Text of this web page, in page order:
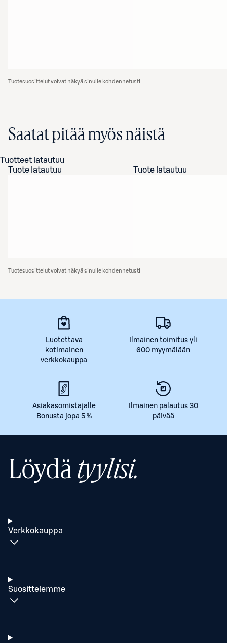
Tuotesuosittelut voivat näkyä sinulle kohdennetusti
Saatat pitää myös näistä
Tuotteet latautuu
Tuote latautuu
Tuote latautuu
Tuotesuosittelut voivat näkyä sinulle kohdennetusti
Luotettava
kotimainen
verkkokauppa
Ilmainen toimitus yli
600 myymälään
Asiakasomistajalle
Bonusta jopa 5 %
Ilmainen palautus 30
päivää
Löydätyylisi.
Verkkokauppa
Suosittelemme